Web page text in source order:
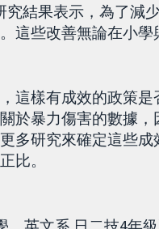
究結果表示，為了減
這些改善無論在小
這樣有成效的政策
於暴力傷害的數據
多研究來確定這些
比。